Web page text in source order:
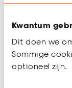
Kwantum
Dit doen we
Sommige
optioneel zijn.
gemaakt van
van de roede